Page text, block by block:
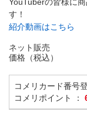
す！
紹介動画はこちら
ネット販売
価格（税込）
コメリカード番号
コメリポイント ：